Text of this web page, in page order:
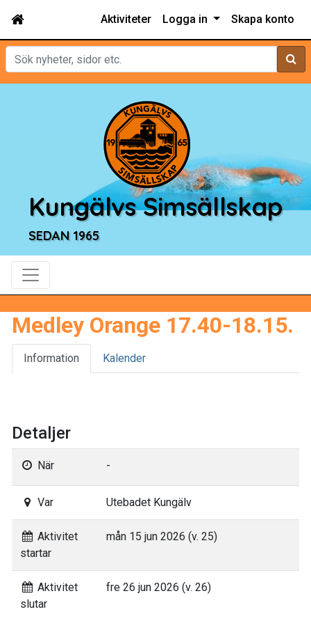
Aktiviteter Logga in Skapa konto
Sök
Kungälvs Simsällskap
SEDAN 1965
Medley Orange 17.40-18.15.
Information Kalender
Detaljer
När -
Var Utebadet Kungälv
Aktivitet
startar
mån 15 jun 2026 (v. 25)
Aktivitet
slutar
fre 26 jun 2026 (v. 26)